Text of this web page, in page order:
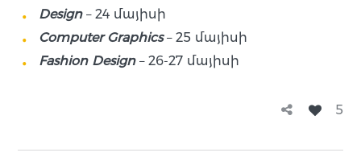
Design– 24 մայիսի
Computer Graphics– 25 մայիսի
Fashion Design– 26-27 մայիսի
5